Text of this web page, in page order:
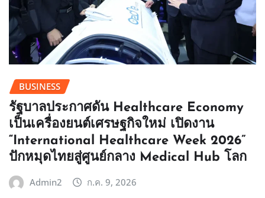
BUSINESS
รัฐบาลประกาศดัน Healthcare Economy
เป็นเครื่องยนต์เศรษฐกิจใหม่ เปิดงาน
“International Healthcare Week 2026”
ปักหมุดไทยสู่ศูนย์กลาง Medical Hub โลก
Admin2 ก.ค. 9, 2026